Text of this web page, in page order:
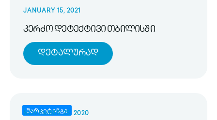
JANUARY 15, 2021
კერძო დეტექტივი თბილისში
Დეტალურად
მარკეტინგი
NOVEMBER 25, 2020